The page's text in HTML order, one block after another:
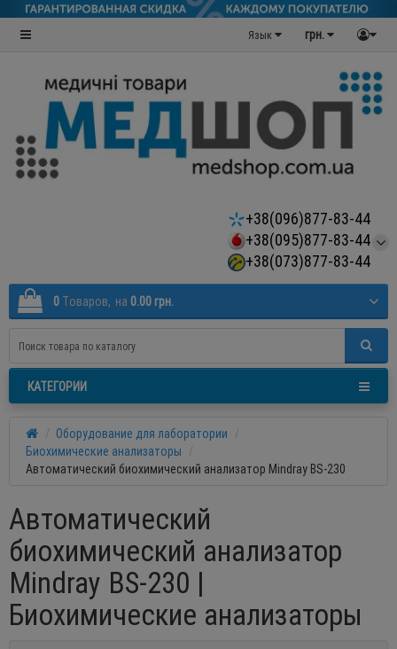
грн.
Язык
+38(096)877-83-44
+38(095)877-83-44
+38(073)877-83-44
0 Tоваров, на 0.00 грн.
КАТЕГОРИИ
Оборудование для лаборатории
Биохимические анализаторы
Автоматический биохимический анализатор Mindray BS-230
Автоматический
биохимический анализатор
Mindray BS-230 |
Биохимические анализаторы